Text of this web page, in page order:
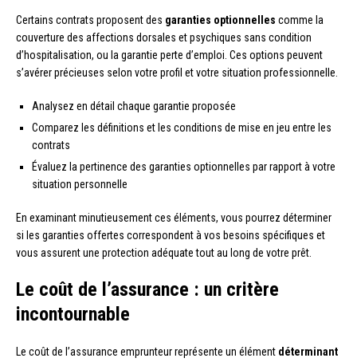
Certains contrats proposent des garanties optionnelles comme la
couverture des affections dorsales et psychiques sans condition
d’hospitalisation, ou la garantie perte d’emploi. Ces options peuvent
s’avérer précieuses selon votre profil et votre situation professionnelle.
Analysez en détail chaque garantie proposée
Comparez les définitions et les conditions de mise en jeu entre les
contrats
Évaluez la pertinence des garanties optionnelles par rapport à votre
situation personnelle
En examinant minutieusement ces éléments, vous pourrez déterminer
si les garanties offertes correspondent à vos besoins spécifiques et
vous assurent une protection adéquate tout au long de votre prêt.
Le coût de l’assurance : un critère
incontournable
Le coût de l’assurance emprunteur représente un élément déterminant